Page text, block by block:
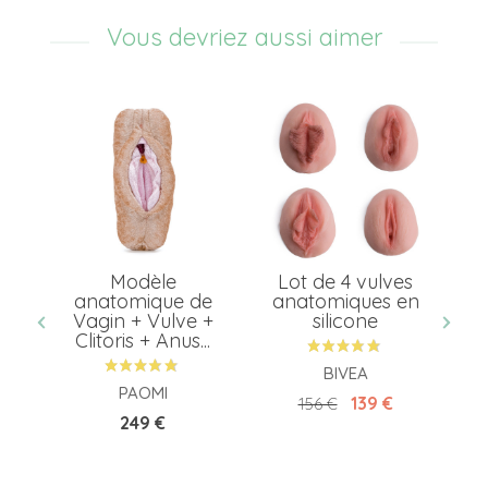
Vous devriez aussi aimer
Modèle
anatomique de
Vagin + Vulve +
Clitoris + Anus...
PAOMI
Prix
249 €
Lot de 4 vulves
anatomiques en
silicone
BIVEA
Prix de base
156 € Prix
139 €